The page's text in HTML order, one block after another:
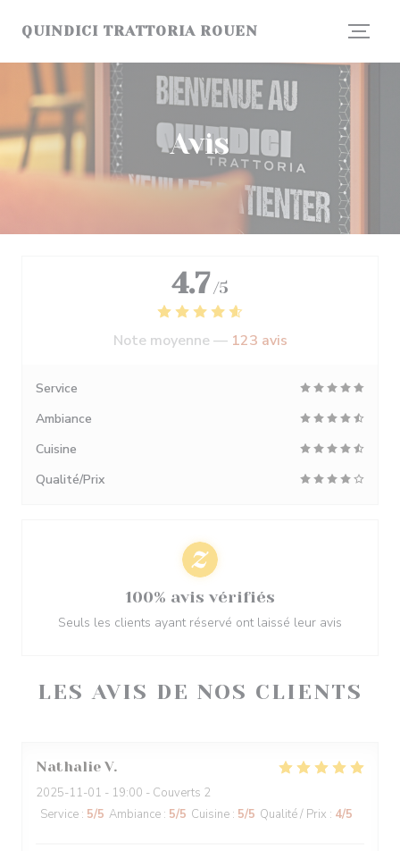
QUINDICI TRATTORIA ROUEN
Avis
LES AVIS DE NOS CLIENTS
Nathalie V
2025-11-01 - 19:00 - Couverts 2
Service : 5/5 Ambiance : 5/5 Cuisine : 5/5 Qualité / Prix : 4/5
4.7 /5
Note moyenne — 123 avis
Service
Ambiance
Cuisine
Qualité/Prix
100% avis vérifiés
Seuls les clients ayant réservé ont laissé leur avis